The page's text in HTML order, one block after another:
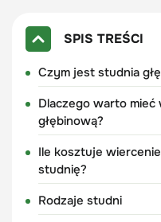
SPIS TREŚCI
Czym jest studnia
Dlaczego warto
głębinową?
Ile kosztuje
studnię?
Rodzaje studni